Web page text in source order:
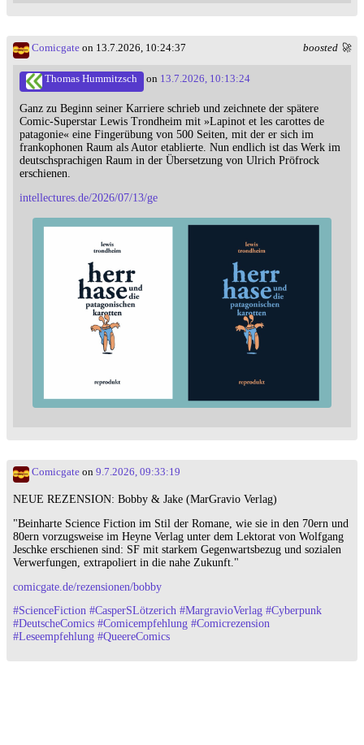
boosted 🚀
Comicgate on 13.7.2026, 10:24:37
Thomas Hummitzsch on 13.7.2026, 10:13:24
Ganz zu Beginn seiner Karriere schrieb und zeichnete der spätere
Comic-Superstar Lewis Trondheim mit »Lapinot et les carottes de
patagonie« eine Fingerübung von 500 Seiten, mit der er sich im
frankophonen Raum als Autor etablierte. Nun endlich ist das Werk im
deutschsprachigen Raum in der Übersetzung von Ulrich Pröfrock
erschienen.
intellectures.de/2026/07/13/ge
Comicgate on 9.7.2026, 09:33:19
NEUE REZENSION: Bobby & Jake (MarGravio Verlag)
"Beinharte Science Fiction im Stil der Romane, wie sie in den 70ern und
80ern vorzugsweise im Heyne Verlag unter dem Lektorat von Wolfgang
Jeschke erschienen sind: SF mit starkem Gegenwartsbezug und sozialen
Verwerfungen, extrapoliert in die nahe Zukunft."
comicgate.de/rezensionen/bobby
#ScienceFiction #CasperSLötzerich #MargravioVerlag #Cyberpunk
#DeutscheComics #Comicempfehlung #Comicrezension
#Leseempfehlung #QueereComics